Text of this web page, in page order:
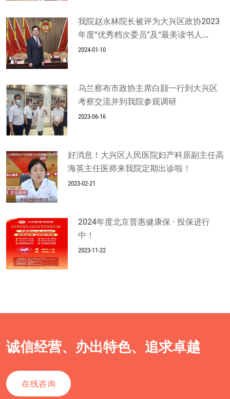
我院赵永林院长被评为大兴区政协2023
年度“优秀档次委员”及“最美读书人...
2024-01-10
乌兰察布市政协主席白颢一行到大兴区
考察交流并到我院参观调研
2023-06-16
好消息！大兴区人民医院妇产科原副主任高
海英主任医师来我院定期出诊啦！
2023-02-21
2024年度北京普惠健康保 · 投保进行
中！
2023-11-22
诚信经营、办出特色、追求卓越
在线咨询